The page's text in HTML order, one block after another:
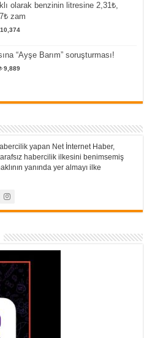
olarak benzinin litresine 2,31₺,
zam
10,374
“Ayşe Barım” soruşturması!
9,889
yapan Net İnternet Haber,
habercilik ilkesini benimsemiş
yanında yer almayı ilke